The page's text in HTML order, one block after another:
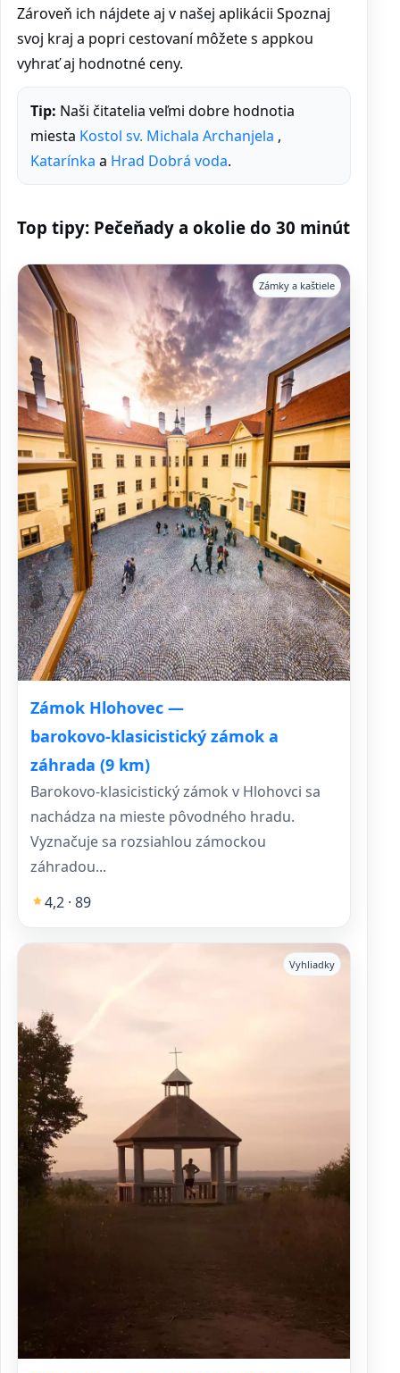
Zároveň ich nájdete aj v našej aplikácii Spoznaj
svoj kraj a popri cestovaní môžete s appkou
vyhrať aj hodnotné ceny.
Tip: Naši čitatelia veľmi dobre hodnotia
miesta Kostol sv. Michala Archanjela ,
Katarínka a Hrad Dobrá voda.
Top tipy: Pečeňady a okolie do 30 minút
Zámok Hlohovec —
barokovo‑klasicistický zámok a
záhrada (9 km)
Zámky a kaštiele
Barokovo-klasicistický zámok v Hlohovci sa
nachádza na mieste pôvodného hradu.
Vyznačuje sa rozsiahlou zámockou
záhradou...
4,2 · 89
Vyhliadky